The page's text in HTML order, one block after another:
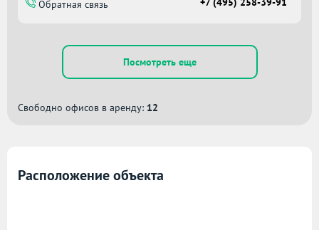
Обратная связь
Посмотреть еще
Свободно офисов в аренду: 12
Расположение объекта